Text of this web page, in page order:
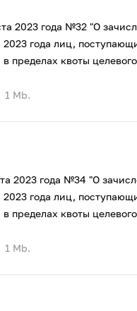
2023 года №32 "О
2023 года лиц,
пределах квоты
1 Mb.
2023 года №34 "О
2023 года лиц,
пределах квоты
1 Mb.